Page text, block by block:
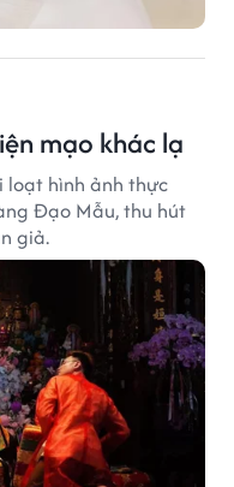
mạo khác lạ
loạt hình ảnh thực
Đạo Mẫu, thu hút
giả.